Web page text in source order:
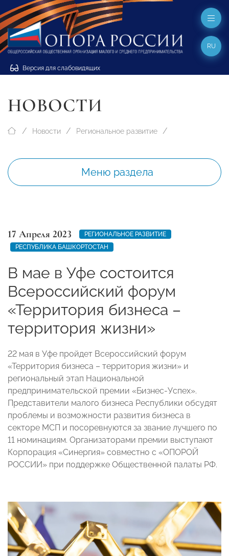
Версия для слабовидящих
RU
НОВОСТИ
Новости Региональное развитие
Меню раздела
17 Апреля 2023
РЕГИОНАЛЬНОЕ РАЗВИТИЕ
РЕСПУБЛИКА БАШКОРТОСТАН
В мае в Уфе состоится
Всероссийский форум
«Территория бизнеса –
территория жизни»
22 мая в Уфе пройдет Всероссийский форум
«Территория бизнеса – территория жизни» и
региональный этап Национальной
предпринимательской премии «Бизнес-Успех».
Представители малого бизнеса Республики обсудят
проблемы и возможности развития бизнеса в
секторе МСП и посоревнуются за звание лучшего по
11 номинациям. Организаторами премии выступают
Корпорация «Синергия» совместно с «ОПОРОЙ
РОССИИ» при поддержке Общественной палаты РФ.